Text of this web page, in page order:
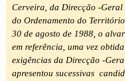
Cerveira, da Direcção -
do Ordenamento do
30 de agosto de 1988, o
em referência, uma vez
exigências da Direcção -
apresentou sucessivas